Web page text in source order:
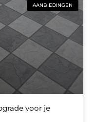
AANBIEDINGEN
voor je